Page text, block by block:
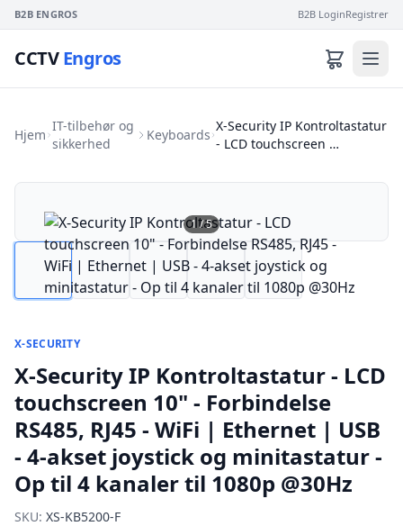
B2B ENGROS B2B LoginRegistrer
CCTVEngros
Hjem
IT-tilbehør og
sikkerhed
Keyboards
X-Security IP Kontroltastatur
- LCD touchscreen …
1/5
X-SECURITY
X-Security IP Kontroltastatur - LCD
touchscreen 10" - Forbindelse
RS485, RJ45 - WiFi | Ethernet | USB
- 4-akset joystick og minitastatur -
Op til 4 kanaler til 1080p @30Hz
SKU: XS-KB5200-F